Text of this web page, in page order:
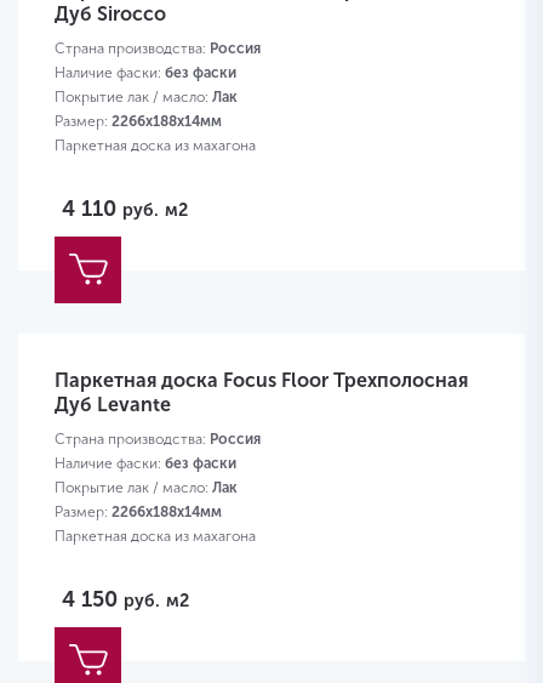
Дуб Sirocco
Страна производства: Россия
Наличие фаски: без фаски
Покрытие лак / масло: Лак
Размер: 2266х188х14мм
Паркетная доска из махагона
4 110 руб. м2
Паркетная доска Focus Floor Трехполосная
Дуб Levante
Страна производства: Россия
Наличие фаски: без фаски
Покрытие лак / масло: Лак
Размер: 2266х188х14мм
Паркетная доска из махагона
4 150 руб. м2